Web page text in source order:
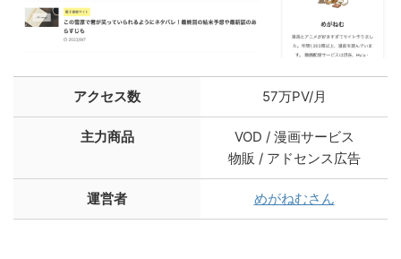
アクセス数 57万PV/月
主力商品
VOD / 漫画サービス
物販 / アドセンス広告
運営者 めがねむさん